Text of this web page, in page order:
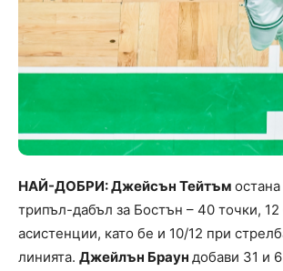
НАЙ-ДОБРИ: Джейсън Тейтъм
трипъл-дабъл за Бостън – 40 точки,
асистенции, като бе и 10/12 при
линията. Джейлън Браун добави 31 и